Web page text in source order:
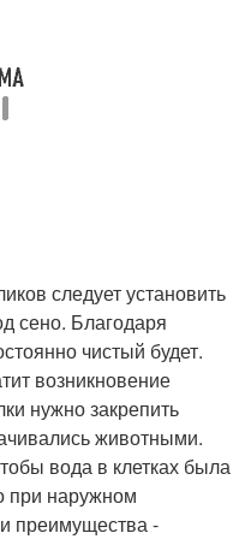
следует установить
сено. Благодаря
чистый будет.
возникновение
нужно закрепить
животными.
вода в клетках была
при наружном
преимущества -